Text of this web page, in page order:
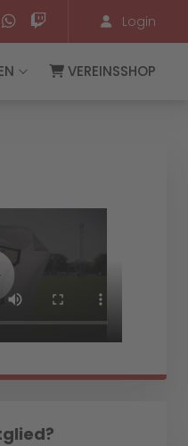
Login
VEREINSSHOP